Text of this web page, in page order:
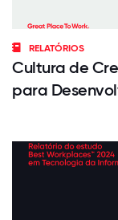
RELATÓRIOS
Cultura de
para